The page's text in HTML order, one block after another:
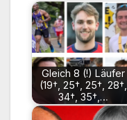
Gleich 8 (!) Läufer
(19†, 25†, 25†, 28†,
34†, 35†,…